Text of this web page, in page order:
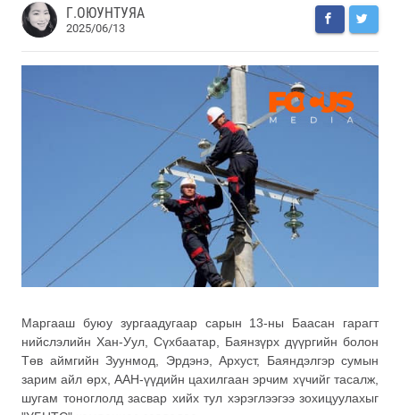
Г.ОЮУНТУЯА
2025/06/13
Маргааш буюу зургаадугаар сарын 13-ны Баасан гарагт
нийслэлийн Хан-Уул, Сүхбаатар, Баянзүрх дүүргийн болон
Төв аймгийн Зуунмод, Эрдэнэ, Архуст, Баяндэлгэр сумын
зарим айл өрх, ААН-үүдийн цахилгаан эрчим хүчийг тасалж,
шугам тоноглолд засвар хийх тул хэрэглээгээ зохицуулахыг